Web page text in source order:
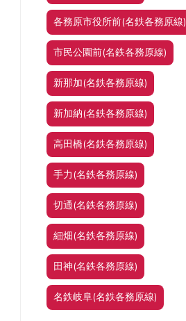
各務原市役所前(名鉄各務原線)
市民公園前(名鉄各務原線)
新那加(名鉄各務原線)
新加納(名鉄各務原線)
高田橋(名鉄各務原線)
手力(名鉄各務原線)
切通(名鉄各務原線)
細畑(名鉄各務原線)
田神(名鉄各務原線)
名鉄岐阜(名鉄各務原線)